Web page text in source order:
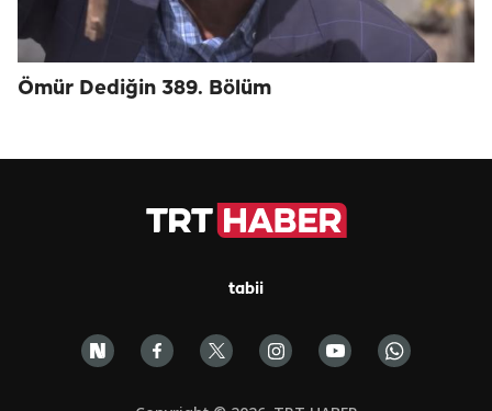
Ömür Dediğin 389. Bölüm
tabii